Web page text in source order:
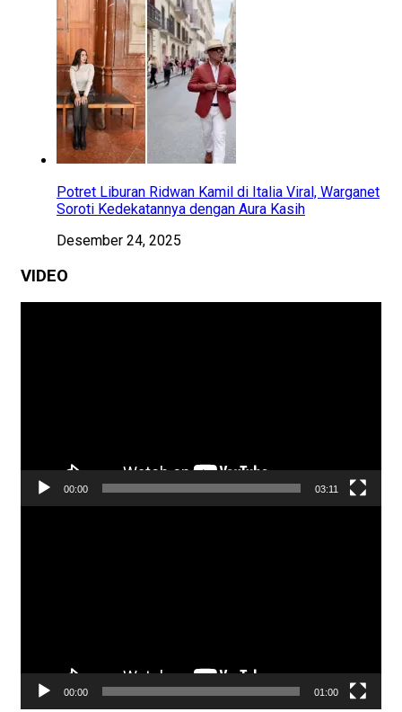
Potret Liburan Ridwan Kamil di Italia Viral, Warganet
Soroti Kedekatannya dengan Aura Kasih
Desember 24, 2025
VIDEO
00:00 03:11
00:00 01:00